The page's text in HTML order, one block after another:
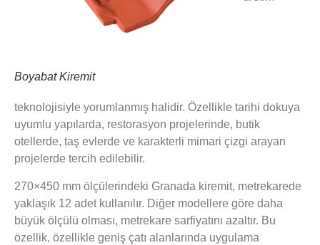
Boyabat Kiremit
teknolojisiyle yorumlanmış halidir. Özellikle tarihi dokuya
uyumlu yapılarda, restorasyon projelerinde, butik
otellerde, taş evlerde ve karakterli mimari çizgi arayan
projelerde tercih edilebilir.
270×450 mm ölçülerindeki Granada kiremit, metrekarede
yaklaşık 12 adet kullanılır. Diğer modellere göre daha
büyük ölçülü olması, metrekare sarfiyatını azaltır. Bu
özellik, özellikle geniş çatı alanlarında uygulama